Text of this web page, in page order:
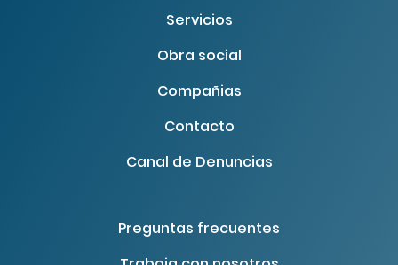
Servicios
Obra social
Compañias
Contacto
Canal de Denuncias
Preguntas frecuentes